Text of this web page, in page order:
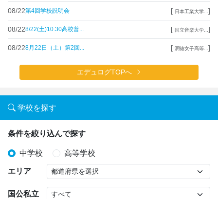
08/22第4回学校説明会 [ 日本工業大学... ]
08/228/22(土)10:30高校普... [ 国立音楽大学... ]
08/228月22日（土）第2回... [ 潤徳女子高等... ]
エデュログTOPへ
学校を探す
条件を絞り込んで探す
中学校 高等学校
エリア
国公私立